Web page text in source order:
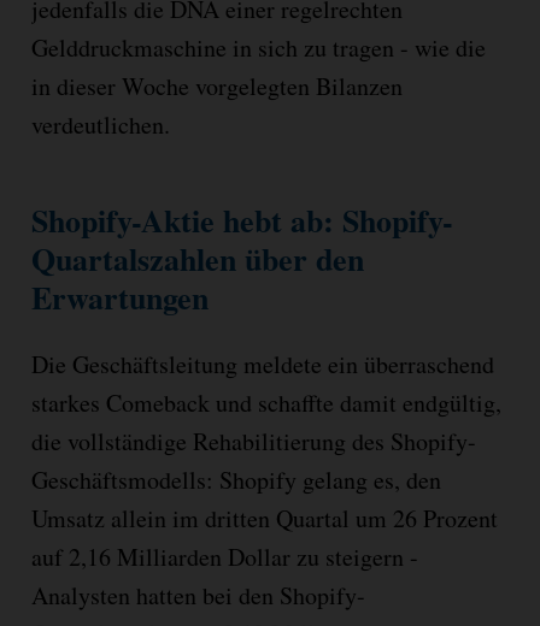
jedenfalls die DNA einer regelrechten
Gelddruckmaschine in sich zu tragen - wie die
in dieser Woche vorgelegten Bilanzen
verdeutlichen.
Shopify-Aktie hebt ab: Shopify-
Quartalszahlen über den
Erwartungen
Die Geschäftsleitung meldete ein überraschend
starkes Comeback und schaffte damit endgültig,
die vollständige Rehabilitierung des Shopify-
Geschäftsmodells: Shopify gelang es, den
Umsatz allein im dritten Quartal um 26 Prozent
auf 2,16 Milliarden Dollar zu steigern -
Analysten hatten bei den Shopify-